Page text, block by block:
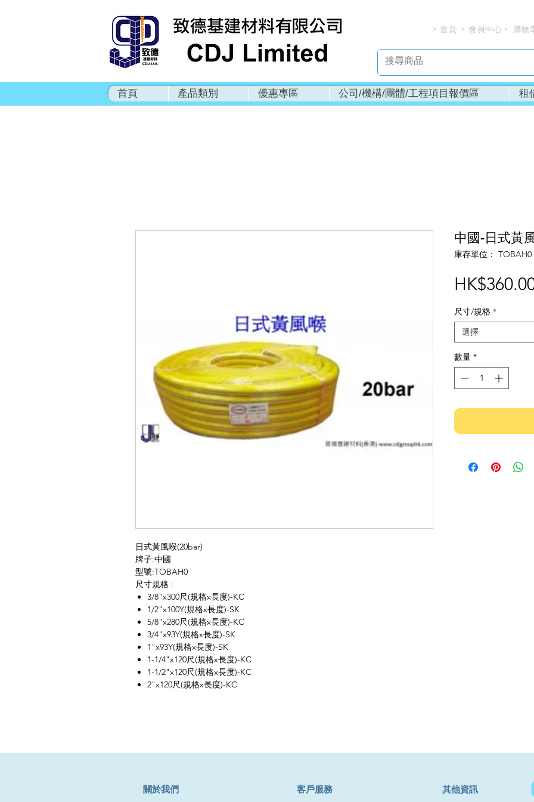
> > >
首頁 會員中心 購物
首頁 產品類別 優惠專區 公司/機構/團體/工程項目報價區 租
日式黃風喉(20bar)
牌子:中國
型號:TOBAH0
尺寸規格 :
3/8"x300尺(規格x長度)-KC
1/2"x100Y(規格x長度)-SK
5/8"x280尺(規格x長度)-KC
3/4"x93Y(規格x長度)-SK
1"x93Y(規格x長度)-SK
1-1/4"x120尺(規格x長度)-KC
1-1/2"x120尺(規格x長度)-KC
2"x120尺(規格x長度)-KC
中國-日式黃
庫存單位： TOBAH0
尺寸/規格 *
選擇
數量 *
​關於我們 ​客戶服務 其他資訊